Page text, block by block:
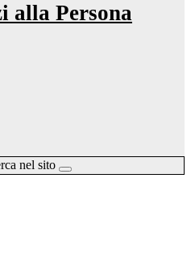
alla Persona
nel sito